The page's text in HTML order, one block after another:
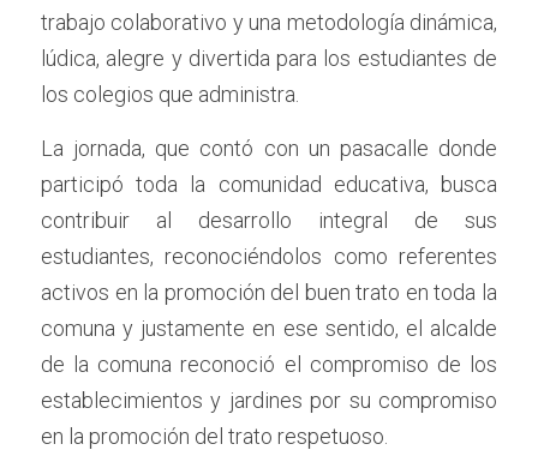
trabajo colaborativo y una metodología dinámica,
lúdica, alegre y divertida para los estudiantes de
los colegios que administra.
La jornada, que contó con un pasacalle donde
participó toda la comunidad educativa, busca
contribuir al desarrollo integral de sus
estudiantes, reconociéndolos como referentes
activos en la promoción del buen trato en toda la
comuna y justamente en ese sentido, el alcalde
de la comuna reconoció el compromiso de los
establecimientos y jardines por su compromiso
en la promoción del trato respetuoso.